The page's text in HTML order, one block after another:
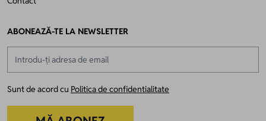
ABONEAZĂ-TE LA NEWSLETTER
Sunt de acord cu Politica de confidentialitate